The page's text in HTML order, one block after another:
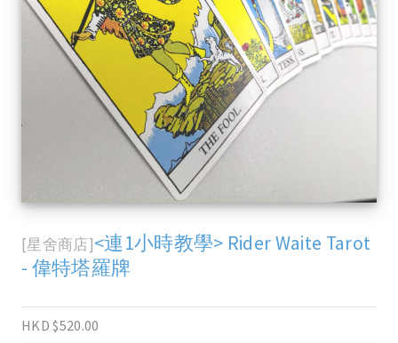
[星舍商店]<連1小時教學> Rider Waite Tarot
- 偉特塔羅牌
HKD $520.00